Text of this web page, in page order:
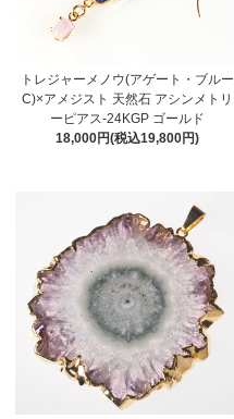
トレジャーメノウ(アゲート・ブルー
C)×アメジスト 天然石 アシンメトリ
ーピアス-24KGP ゴールド
18,000円(税込19,800円)